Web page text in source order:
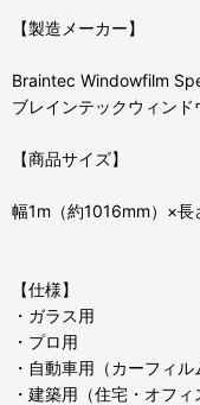
【製造メーカー】
Braintec Windowfilm
ブレインテックウィンド
【商品サイズ】
幅1m（約1016mm）×
【仕様】
・ガラス用
・プロ用
・自動車用（カーフィル
・建築用（住宅・オフィ